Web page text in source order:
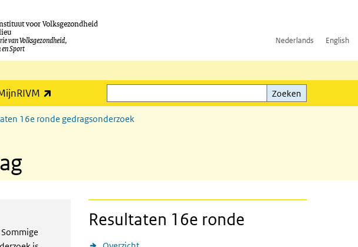
voor Volksgezondheid
van Volksgezondheid,
Sport
Nederlands English
Zoeken
Zoeken
16e ronde gedragsonderzoek
Resultaten 16e ronde